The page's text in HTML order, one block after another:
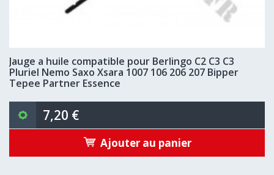
Jauge a huile compatible pour Berlingo C2 C3 C3
Pluriel Nemo Saxo Xsara 1007 106 206 207 Bipper
Tepee Partner Essence
7,20 €
Ajouter au panier